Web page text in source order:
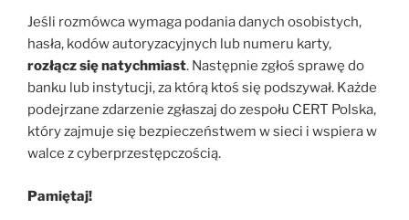
Jeśli rozmówca wymaga podania danych osobistych,
hasła, kodów autoryzacyjnych lub numeru karty,
rozłącz się natychmiast. Następnie zgłoś sprawę do
banku lub instytucji, za którą ktoś się podszywał. Każde
podejrzane zdarzenie zgłaszaj do zespołu CERT Polska,
który zajmuje się bezpieczeństwem w sieci i wspiera w
walce z cyberprzestępczością.
Pamiętaj!